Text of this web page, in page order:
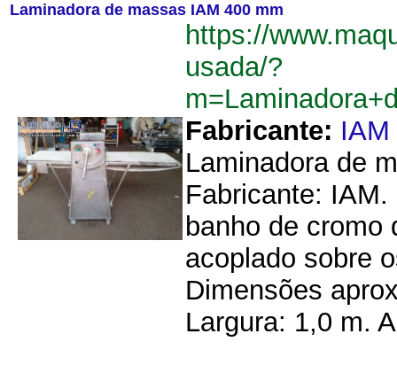
Laminadora de massas IAM 400 mm
https://
usada/?
Fabricante: IAM
Laminadora de
Fabricante:
banho de cromo
acoplado sobre
Dimensões
Largura: 1,0 m.